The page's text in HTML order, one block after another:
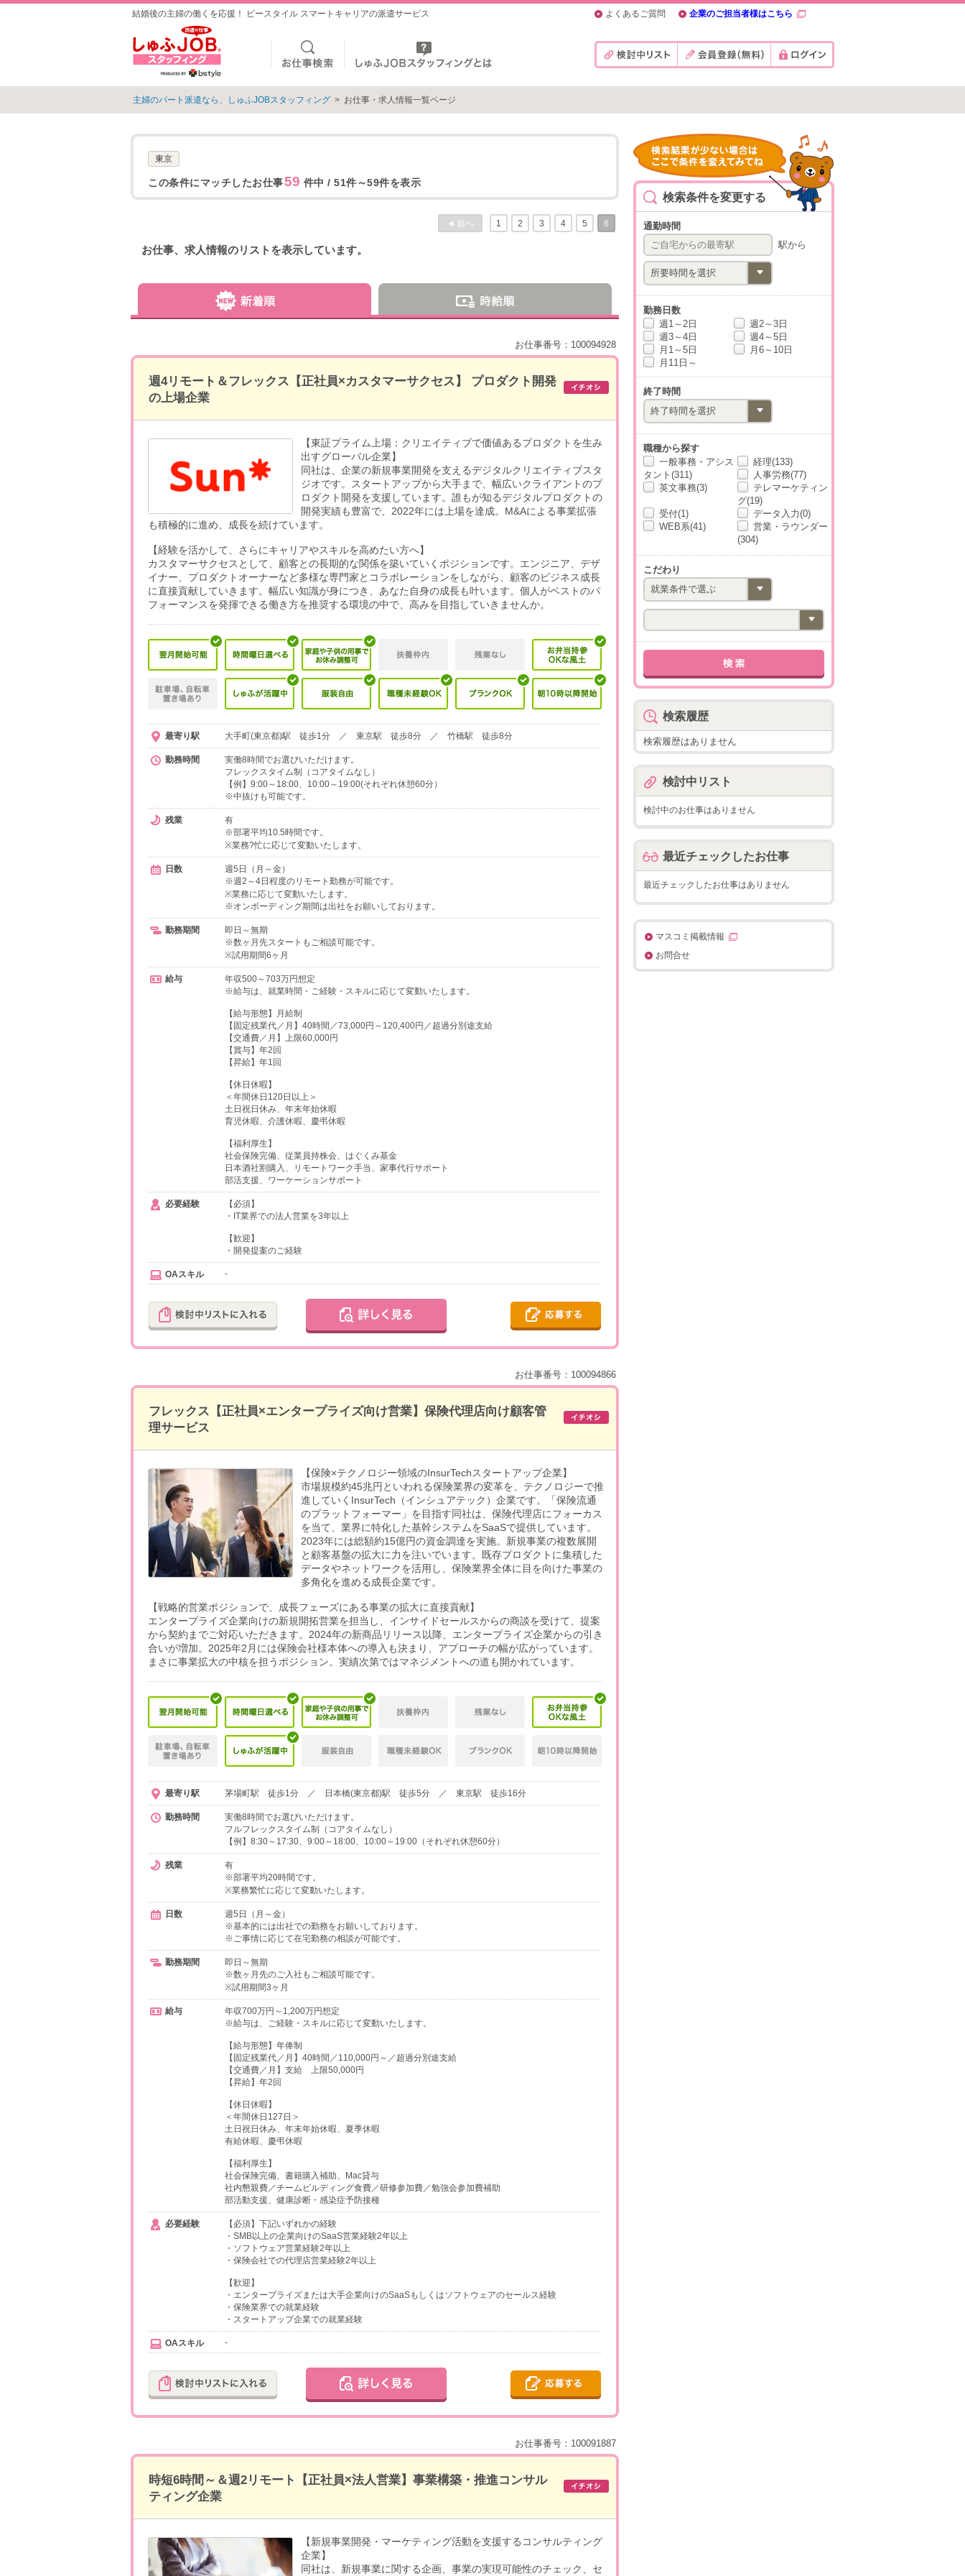
結婚後の主婦の働くを応援！ ビースタイル スマートキャリアの派遣サービス よくあるご質問 企業のご担当者様はこちら
主婦のパート派遣なら、しゅふJOBスタッフィング > お仕事・求人情報一覧ページ
東京
この条件にマッチしたお仕事59 件中 / 51件～59件を表示
◀ 前へ 1 2 3 4 5 6
お仕事、求人情報のリストを表示しています。
お仕事番号：100094928
週4リモート＆フレックス【正社員×カスタマーサクセス】 プロダクト開発
の上場企業
【東証プライム上場：クリエイティブで価値あるプロダクトを生み
出すグローバル企業】
同社は、企業の新規事業開発を支えるデジタルクリエイティブスタ
ジオです。スタートアップから大手まで、幅広いクライアントのプ
ロダクト開発を支援しています。誰もが知るデジタルプロダクトの
開発実績も豊富で、2022年には上場を達成。M&Aによる事業拡張
も積極的に進め、成長を続けています。
【経験を活かして、さらにキャリアやスキルを高めたい方へ】
カスタマーサクセスとして、顧客との長期的な関係を築いていくポジションです。エンジニア、デザ
イナー、プロダクトオーナーなど多様な専門家とコラボレーションをしながら、顧客のビジネス成長
に直接貢献していきます。幅広い知識が身につき、あなた自身の成長も叶います。個人がベストのパ
フォーマンスを発揮できる働き方を推奨する環境の中で、高みを目指していきませんか。
最寄り駅 大手町(東京都)駅 徒歩1分 ／ 東京駅 徒歩8分 ／ 竹橋駅 徒歩8分
勤務時間
実働8時間でお選びいただけます。
フレックスタイム制（コアタイムなし）
【例】9:00～18:00、10:00～19:00(それぞれ休憩60分）
※中抜けも可能です。
残業
有
※部署平均10.5時間です。
※業務?忙に応じて変動いたします。
日数
週5日（月～金）
※週2～4日程度のリモート勤務が可能です。
※業務に応じて変動いたします。
※オンボーディング期間は出社をお願いしております。
勤務期間
即日～無期
※数ヶ月先スタートもご相談可能です。
※試用期間6ヶ月
給与
年収500～703万円想定
※給与は、就業時間・ご経験・スキルに応じて変動いたします。
【給与形態】月給制
【固定残業代／月】40時間／73,000円～120,400円／超過分別途支給
【交通費／月】上限60,000円
【賞与】年2回
【昇給】年1回
【休日休暇】
＜年間休日120日以上＞
土日祝日休み、年末年始休暇
育児休暇、介護休暇、慶弔休暇
【福利厚生】
社会保険完備、従業員持株会、はぐくみ基金
日本酒社割購入、リモートワーク手当、家事代行サポート
部活支援、ワーケーションサポート
必要経験
【必須】
・IT業界での法人営業を3年以上
【歓迎】
・開発提案のご経験
OAスキル -
お仕事番号：100094866
フレックス【正社員×エンタープライズ向け営業】保険代理店向け顧客管
理サービス
【保険×テクノロジー領域のInsurTechスタートアップ企業】
市場規模約45兆円といわれる保険業界の変革を、テクノロジーで推
進していくInsurTech（インシュアテック）企業です。「保険流通
のプラットフォーマー」を目指す同社は、保険代理店にフォーカス
を当て、業界に特化した基幹システムをSaaSで提供しています。
2023年には総額約15億円の資金調達を実施。新規事業の複数展開
と顧客基盤の拡大に力を注いでいます。既存プロダクトに集積した
データやネットワークを活用し、保険業界全体に目を向けた事業の
多角化を進める成長企業です。
【戦略的営業ポジションで、成長フェーズにある事業の拡大に直接貢献】
エンタープライズ企業向けの新規開拓営業を担当し、インサイドセールスからの商談を受けて、提案
から契約までご対応いただきます。2024年の新商品リリース以降、エンタープライズ企業からの引き
合いが増加。2025年2月には保険会社様本体への導入も決まり、アプローチの幅が広がっています。
まさに事業拡大の中核を担うポジション。実績次第ではマネジメントへの道も開かれています。
最寄り駅 茅場町駅 徒歩1分 ／ 日本橋(東京都)駅 徒歩5分 ／ 東京駅 徒歩16分
勤務時間
実働8時間でお選びいただけます。
フルフレックスタイム制（コアタイムなし）
【例】8:30～17:30、9:00～18:00、10:00～19:00（それぞれ休憩60分）
残業
有
※部署平均20時間です。
※業務繁忙に応じて変動いたします。
日数
週5日（月～金）
※基本的には出社での勤務をお願いしております。
※ご事情に応じて在宅勤務の相談が可能です。
勤務期間
即日～無期
※数ヶ月先のご入社もご相談可能です。
※試用期間3ヶ月
給与
年収700万円～1,200万円想定
※給与は、ご経験・スキルに応じて変動いたします。
【給与形態】年俸制
【固定残業代／月】40時間／110,000円～／超過分別途支給
【交通費／月】支給 上限50,000円
【昇給】年2回
【休日休暇】
＜年間休日127日＞
土日祝日休み、年末年始休暇、夏季休暇
有給休暇、慶弔休暇
【福利厚生】
社会保険完備、書籍購入補助、Mac貸与
社内懇親費／チームビルディング食費／研修参加費／勉強会参加費補助
部活動支援、健康診断・感染症予防接種
必要経験
【必須】下記いずれかの経験
・SMB以上の企業向けのSaaS営業経験2年以上
・ソフトウェア営業経験2年以上
・保険会社での代理店営業経験2年以上
【歓迎】
・エンタープライズまたは大手企業向けのSaaSもしくはソフトウェアのセールス経験
・保険業界での就業経験
・スタートアップ企業での就業経験
OAスキル -
お仕事番号：100091887
時短6時間～＆週2リモート【正社員×法人営業】事業構築・推進コンサル
ティング企業
【新規事業開発・マーケティング活動を支援するコンサルティング
企業】
同社は、新規事業に関する企画、事業の実現可能性のチェック、セ
検索条件を変更する
通勤時間
駅から
勤務日数
週1～2日
週2～3日
週3～4日
週4～5日
月1～5日
月6～10日
月11日～
終了時間
職種から探す
一般事務・アシス
タント(311)
経理(133)
人事労務(77)
英文事務(3)
テレマーケティン
グ(19)
受付(1)
データ入力(0)
WEB系(41)
営業・ラウンダー
(304)
こだわり
検索履歴
検索履歴はありません
検討中リスト
検討中のお仕事はありません
最近チェックしたお仕事
最近チェックしたお仕事はありません
マスコミ掲載情報
お問合せ